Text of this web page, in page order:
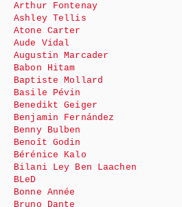
Arthur Fontenay
Ashley Tellis
Atone Carter
Aude Vidal
Augustin Marcader
Babon Hitam
Baptiste Mollard
Basile Pévin
Benedikt Geiger
Benjamin Fernández
Benny Bulben
Benoît Godin
Bérénice Kalo
Bilani Ley Ben Laachen
BLeD
Bonne Année
Bruno Dante